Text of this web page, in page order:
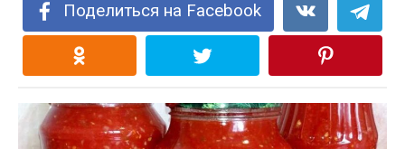
Поделиться на Facebook